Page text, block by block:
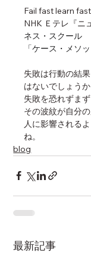
Fail fast learn
NHK Ｅテレ『ニ
ネス・スクール
「ケース・メソ
失敗は行動の結
はないでしょうか
失敗を恐れずま
その波紋が自分
人に影響される
ね。
blog
最新記事